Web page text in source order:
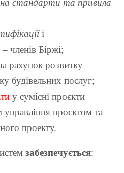
стандарти та привила
і
членів Біржі;
рахунок розвитку
будівельних послуг;
у сумісні проєкти
проєктом та
проекту.
забезпечується: